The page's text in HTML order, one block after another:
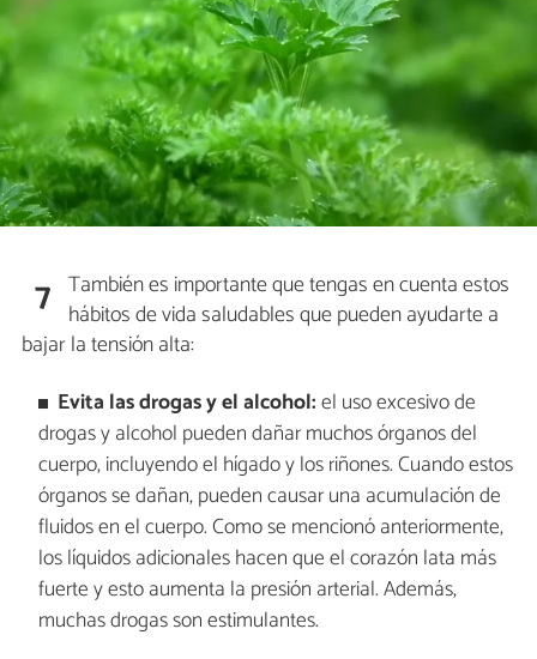
7 También es importante que tengas en cuenta estos
hábitos de vida saludables que pueden ayudarte a
bajar la tensión alta:
Evita las drogas y el alcohol:el uso excesivo de
drogas y alcohol pueden dañar muchos órganos del
cuerpo, incluyendo el hígado y los riñones. Cuando estos
órganos se dañan, pueden causar una acumulación de
fluidos en el cuerpo. Como se mencionó anteriormente,
los líquidos adicionales hacen que el corazón lata más
fuerte y esto aumenta la presión arterial. Además,
muchas drogas son estimulantes.